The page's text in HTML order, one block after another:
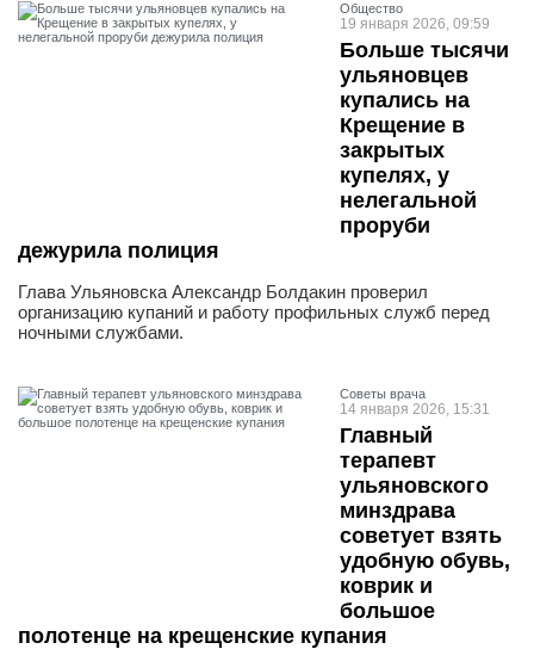
Общество
19 января 2026, 09:59
Больше тысячи
ульяновцев
купались на
Крещение в
закрытых
купелях, у
нелегальной
проруби
дежурила полиция
Глава Ульяновска Александр Болдакин проверил
организацию купаний и работу профильных служб перед
ночными службами.
Советы врача
14 января 2026, 15:31
Главный
терапевт
ульяновского
минздрава
советует взять
удобную обувь,
коврик и
большое
полотенце на крещенские купания